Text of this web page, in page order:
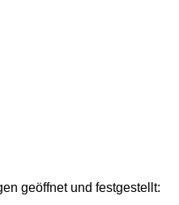
geöffnet und festgestellt: